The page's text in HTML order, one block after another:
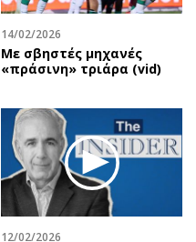
14/02/2026
Με σβηστές μηχανές
«πράσινη» τριάρα (vid)
12/02/2026